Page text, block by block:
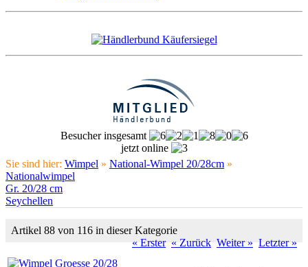
Besucher insgesamt
jetzt online
Sie sind hier: Wimpel » National-Wimpel 20/28cm »
Nationalwimpel
Gr. 20/28 cm
Seychellen
Artikel 88 von 116 in dieser Kategorie
« Erster « Zurück Weiter » Letzter »